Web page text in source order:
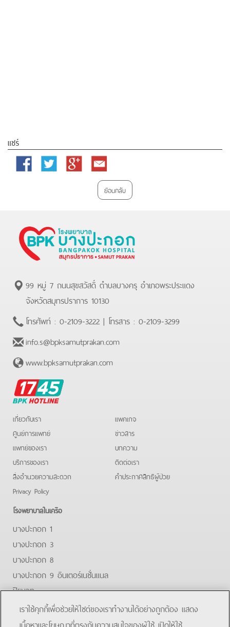
แชร์
Facebook Twitter
Google
Email
ย้อนกลับ
99 หมู่ 7 ถนนสุขสวัสดิ์ ตำบลบางครุ อำเภอพระประแดง
จังหวัดสมุทรปราการ 10130
โทรศัพท์ : 0-2109-3222 | โทรสาร : 0-2109-3299
info.s@bpksamutprakan.com
www.bpksamutprakan.com
BPK
Hotline
เกี่ยวกับเรา
ศูนย์การแพทย์
แพทย์ของเรา
บริการของเรา
สิ่งอำนวยความสะดวก
Privacy Policy
แพคเกจ
ข่าวสาร
บทความ
ติดต่อเรา
คําประกาศสิทธิผู้ป่วย
โรงพยาบาลในเครือ
บางปะกอก 1
บางปะกอก 3
บางปะกอก 8
บางปะกอก 9 อินเตอร์เนชั่นแนล
ปิยะเวท
บางปะกอก-รังสิต 2
บางปะกอกสมุทรปราการ
เราใช้คุกกี้เพื่อช่วยให้ไซต์ของเราทำงานได้อย่างถูกต้อง แสดง
เนื้อหาและโฆษณาที่ตรงกับความสนใจของผู้ใช้ เปิดให้ใช้